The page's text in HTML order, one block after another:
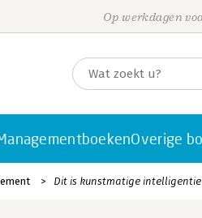
Op werkdagen
Overige
Dit is kunstmatige intelligentie